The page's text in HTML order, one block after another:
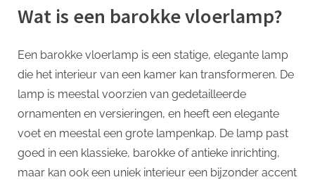
Vloerlamp:
voor
Jouw
Interieur!
Wat is een barokke vloerlamp?
Een barokke vloerlamp is een statige, elegante lamp
die het interieur van een kamer kan transformeren. De
lamp is meestal voorzien van gedetailleerde
ornamenten en versieringen, en heeft een elegante
voet en meestal een grote lampenkap. De lamp past
goed in een klassieke, barokke of antieke inrichting,
maar kan ook een uniek interieur een bijzonder accent